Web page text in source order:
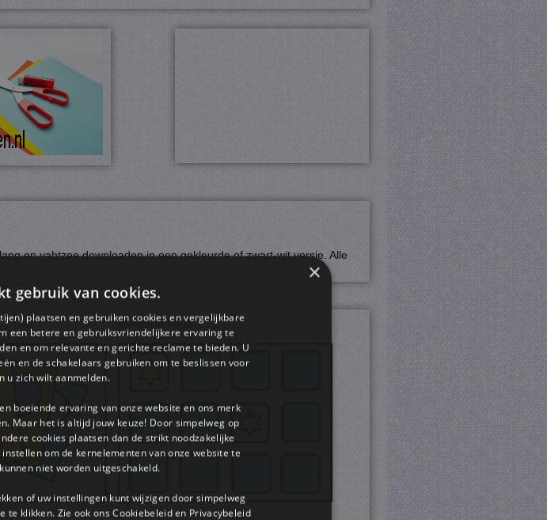
en yahtzee downloaden in een gekleurde of zwart-wit versie. Alle
Memorie kleur
×
gebruik van cookies.
plaatsen en gebruiken cookies en vergelijkbare
een ​​betere en gebruiksvriendelijkere ervaring te
en om relevante en gerichte reclame te bieden. U
en de schakelaars gebruiken om te beslissen voor
u zich wilt aanmelden.
boeiende ervaring van onze website en ons merk
Maar het is altijd jouw keuze! Door simpelweg op
cookies plaatsen dan de strikt noodzakelijke
om de kernelementen van onze website te
niet worden uitgeschakeld.
of uw instellingen kunt wijzigen door simpelweg
klikken. Zie ook ons ​​Cookiebeleid en Privacybeleid